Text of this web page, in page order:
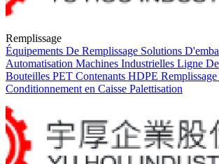
Remplissage
Équipements De Remplissage Solutions
Automatisation Machines Industrielles Ligne
Bouteilles PET Contenants HDPE
Conditionnement en Caisse Palettisation